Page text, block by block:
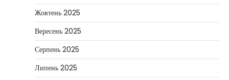
Жовтень 2025
Вересень 2025
Серпень 2025
Липень 2025